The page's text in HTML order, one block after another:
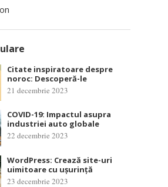
Citate inspiratoare despre
noroc: Descoperă-le
21 decembrie 2023
COVID-19: Impactul asupra
industriei auto globale
22 decembrie 2023
WordPress: Crează site-uri
uimitoare cu ușurință
23 decembrie 2023